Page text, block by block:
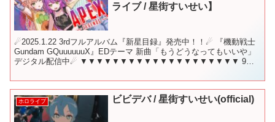
ライブ / 星街すいせい】
☄2025.1.22 3rdフルアルバム『新星目録』発売中！！☄ 『機動戦士
Gundam GQuuuuuuX』EDテーマ 新曲「もうどうなってもいいや」
デジタル配信中☄ ▼▼▼▼▼▼▼▼▼▼▼▼▼▼▼▼▼▼▼▼ 9月
ホロライブ ビビデバ / 星街すいせい(official)